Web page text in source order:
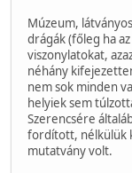
Múzeum,
drágák (főleg ha
viszonylatokat,
néhány
nem sok minden
helyiek sem
Szerencsére
fordított, nélkülük
mutatvány volt.